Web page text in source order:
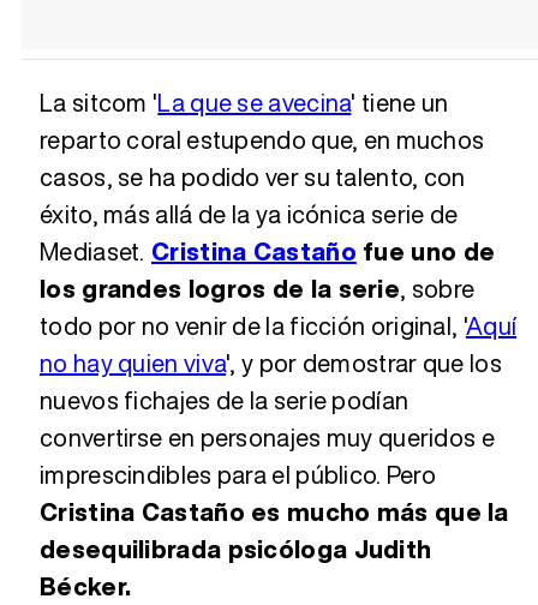
La sitcom 'La que se avecina' tiene un
reparto coral estupendo que, en muchos
casos, se ha podido ver su talento, con
éxito, más allá de la ya icónica serie de
Mediaset. Cristina Castaño fue uno de
los grandes logros de la serie, sobre
todo por no venir de la ficción original, 'Aquí
no hay quien viva', y por demostrar que los
nuevos fichajes de la serie podían
convertirse en personajes muy queridos e
imprescindibles para el público. Pero
Cristina Castaño es mucho más que la
desequilibrada psicóloga Judith
Bécker.